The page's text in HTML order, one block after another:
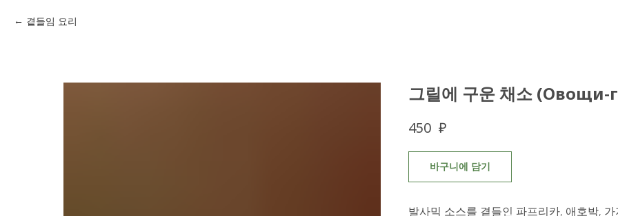
곁들임 요리
그릴에 구운 채소 (Овощи-
450 ₽
바구니에 담기
발사믹 소스를 곁들인 파프리카, 애호박, 가